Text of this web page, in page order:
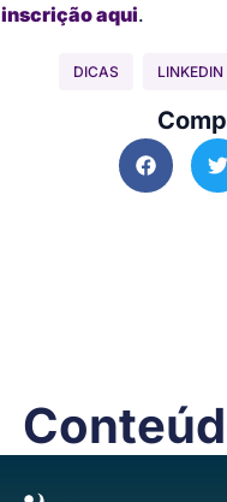
inscrição aqui.
DICAS LINKEDIN